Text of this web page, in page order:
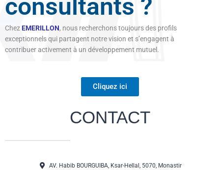
consultants ?
Chez EMERILLON, nous recherchons toujours des profils
exceptionnels qui partagent notre vision et s’engagent à
contribuer activement à un développement mutuel.
Cliquez ici
CONTACT
AV. Habib BOURGUIBA, Ksar-Hellal, 5070, Monastir